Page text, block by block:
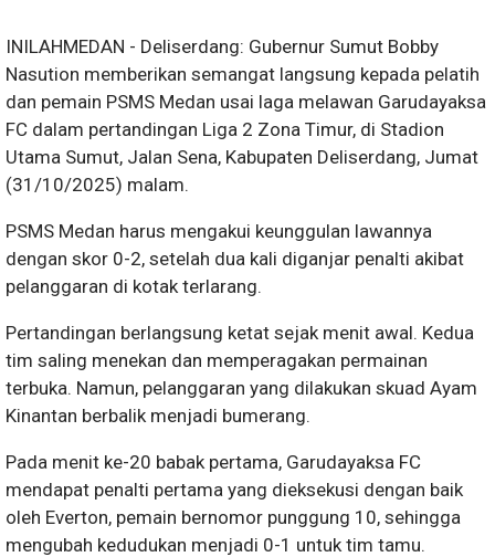
INILAHMEDAN - Deliserdang: Gubernur Sumut Bobby
Nasution memberikan semangat langsung kepada pelatih
dan pemain PSMS Medan usai laga melawan Garudayaksa
FC dalam pertandingan Liga 2 Zona Timur, di Stadion
Utama Sumut, Jalan Sena, Kabupaten Deliserdang, Jumat
(31/10/2025) malam.
PSMS Medan harus mengakui keunggulan lawannya
dengan skor 0-2, setelah dua kali diganjar penalti akibat
pelanggaran di kotak terlarang.
Pertandingan berlangsung ketat sejak menit awal. Kedua
tim saling menekan dan memperagakan permainan
terbuka. Namun, pelanggaran yang dilakukan skuad Ayam
Kinantan berbalik menjadi bumerang.
Pada menit ke-20 babak pertama, Garudayaksa FC
mendapat penalti pertama yang dieksekusi dengan baik
oleh Everton, pemain bernomor punggung 10, sehingga
mengubah kedudukan menjadi 0-1 untuk tim tamu.